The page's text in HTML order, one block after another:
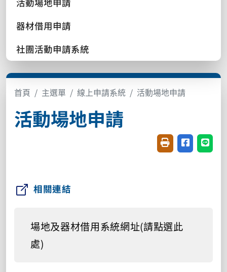
器材借用申請
社團活動申請系統
首頁 主選單 線上申請系統 活動場地申請
活動場地申請
友善列印(開新視
分享至臉書
分享
相關連結
場地及器材借用系統網址(請點選此
處)